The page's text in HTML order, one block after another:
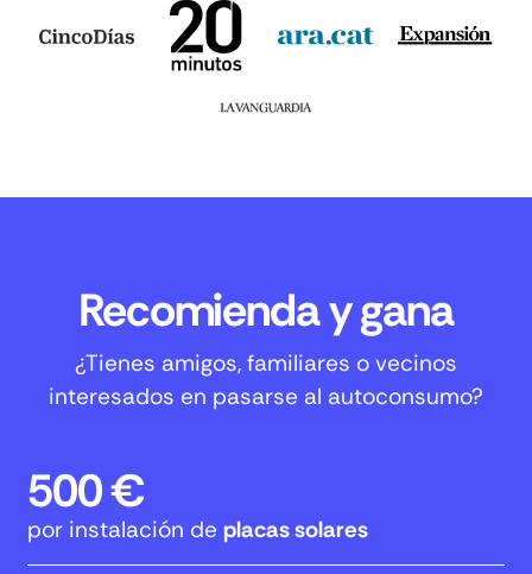
Recomienda y gana
¿Tienes amigos, familiares o vecinos
interesados en pasarse al autoconsumo?
500 €
por instalación de placas solares